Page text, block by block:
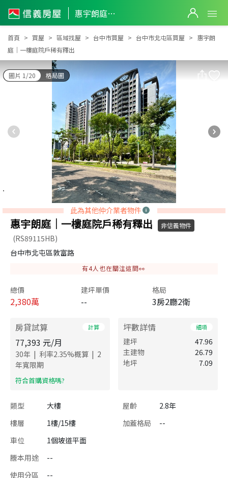
惠宇朗庭｜一樓庭院戶稀有釋出
惠宇朗庭｜一樓庭院戶稀有釋出
首頁 買屋 區域找屋 台中市買屋 台中市北屯區買屋
惠宇朗
庭｜一樓庭院戶稀有釋出
圖片 1/20 格局圖
此為其他仲介業者物件
惠宇朗庭｜一樓庭院戶稀有釋出 非信義物件
(RS89115HB)
台中市北屯區敦富路
有4人也在關注這間👀
總價
2,380萬
建坪單價
--
格局
3房2廳2衛
房貸試算 計算
77,393 元/月
30年 | 利率2.35%概算 | 2
年寬限期
​符合首購資格嗎?
坪數詳情 細項
建坪
47.96
主建物
26.79
地坪
7.09
類型 大樓 屋齡
2.8年
樓層
1樓/15樓 加蓋格局
--
車位
1個坡道平面
謄本用途
--
使用分區
--